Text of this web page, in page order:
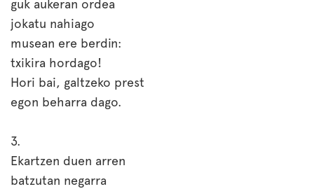
guk aukeran ordea
jokatu nahiago
musean ere berdin:
txikira hordago!
Hori bai, galtzeko prest
egon beharra dago.
3.
Ekartzen duen arren
batzutan negarra